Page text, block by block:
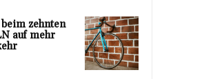
zehnten
auf mehr